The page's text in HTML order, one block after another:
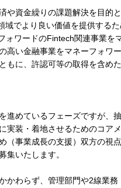
や資金繰りの課題解決を目的
でより良い価値を提供する
ォワードのFintech関連事業を
高い金融事業をマネーフォワ
もに、許認可等の取得を含め
進めているフェーズですが、
実装・着地させるためのコア
（事業成長の支援）双方の視
集いたします。
かわらず、管理部門や2線業